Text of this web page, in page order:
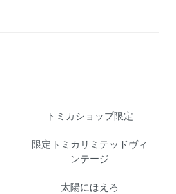
トミカショップ限定
限定トミカリミテッドヴィ
ンテージ
太陽にほえろ